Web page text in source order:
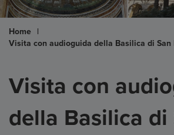
Home
|
Visita con audioguida della Basilica di San
Visita con
della Basilica di